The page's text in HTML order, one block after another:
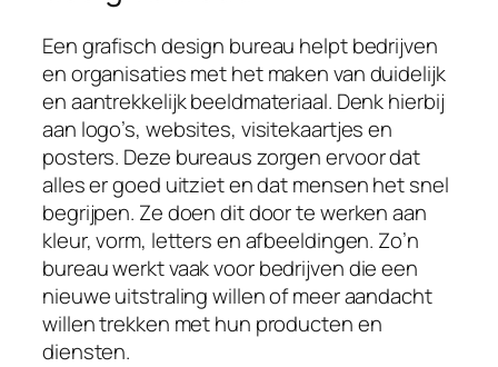
Een grafisch design bureau helpt bedrijven
en organisaties met het maken van duidelijk
en aantrekkelijk beeldmateriaal. Denk hierbij
aan logo’s, websites, visitekaartjes en
posters. Deze bureaus zorgen ervoor dat
alles er goed uitziet en dat mensen het snel
begrijpen. Ze doen dit door te werken aan
kleur, vorm, letters en afbeeldingen. Zo’n
bureau werkt vaak voor bedrijven die een
nieuwe uitstraling willen of meer aandacht
willen trekken met hun producten en
diensten.